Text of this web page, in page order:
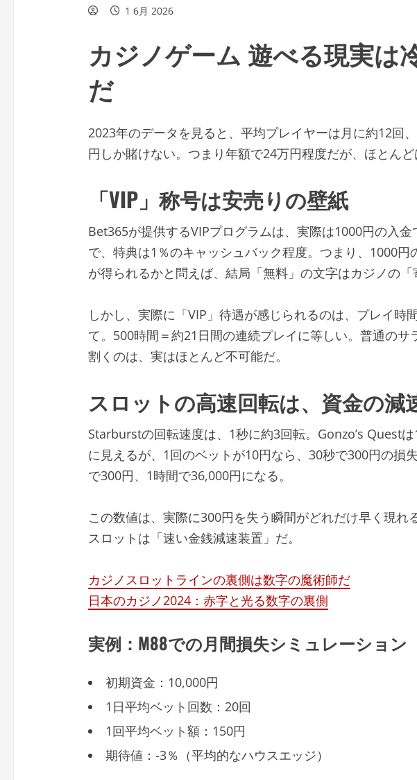
1 6月 2026
カジノゲーム 遊べる現実は
だ
2023年のデータを見ると、平均プレイヤーは月に約12回
円しか賭けない。つまり年額で24万円程度だが、ほとんど
「VIP」称号は安売りの壁紙
Bet365が提供するVIPプログラムは、実際は1000円の入
で、特典は1％のキャッシュバック程度。つまり、1000円
が得られるかと問えば、結局「無料」の文字はカジノの「
しかし、実際に「VIP」待遇が感じられるのは、プレイ時
て。500時間＝約21日間の連続プレイに等しい。普通のサ
割くのは、実はほとんど不可能だ。
スロットの高速回転は、資金の減
Starburstの回転速度は、1秒に約3回転。Gonzo’s Quest
に見えるが、1回のベットが10円なら、30秒で300円の損
で300円、1時間で36,000円になる。
この数値は、実際に300円を失う瞬間がどれだけ早く現れ
スロットは「速い金銭減速装置」だ。
カジノスロットラインの裏側は数字の魔術師だ
日本のカジノ2024：赤字と光る数字の裏側
実例：M88での月間損失シミュレーション
初期資金：10,000円
1日平均ベット回数：20回
1回平均ベット額：150円
期待値：-3％（平均的なハウスエッジ）